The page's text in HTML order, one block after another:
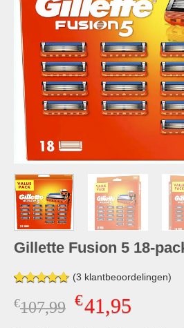
Gillette Fusion 5 18-
4.67op 5
gebaseerd
(3 klantbeoordelingen)
€107,99 Oorspronkelijke
€41,95Huidige